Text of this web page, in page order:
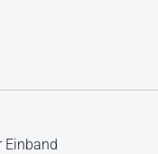
Einband